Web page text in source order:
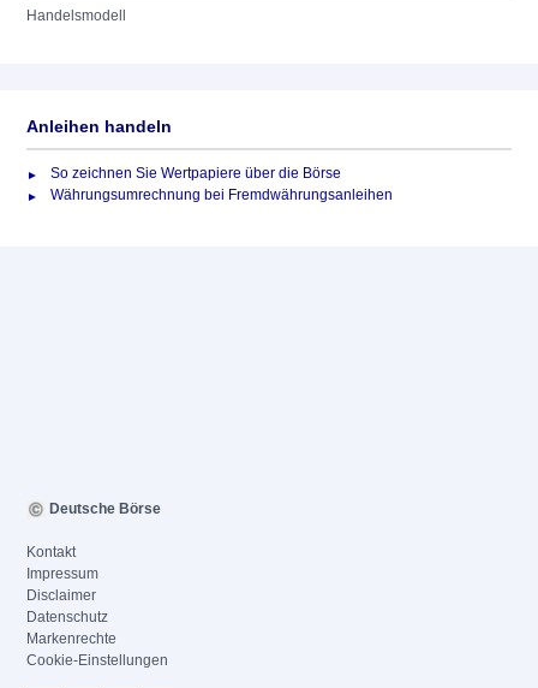
Handelsmodell
Anleihen handeln
So zeichnen Sie Wertpapiere über die Börse
Währungsumrechnung bei Fremdwährungsanleihen
Deutsche Börse
Kontakt
Impressum
Disclaimer
Datenschutz
Markenrechte
Cookie-Einstellungen